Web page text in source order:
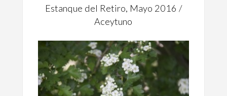
Estanque del Retiro, Mayo 2016 /
Aceytuno